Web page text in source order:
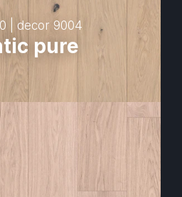
| decor 9004
pure